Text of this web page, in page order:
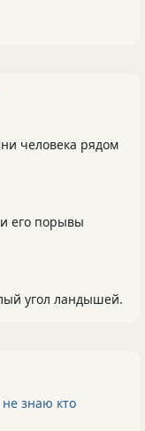
человека рядом
его порывы
угол ландышей.
не знаю кто